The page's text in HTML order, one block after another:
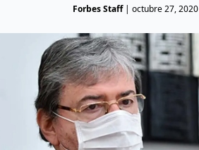
Forbes Staff| octubre 27,